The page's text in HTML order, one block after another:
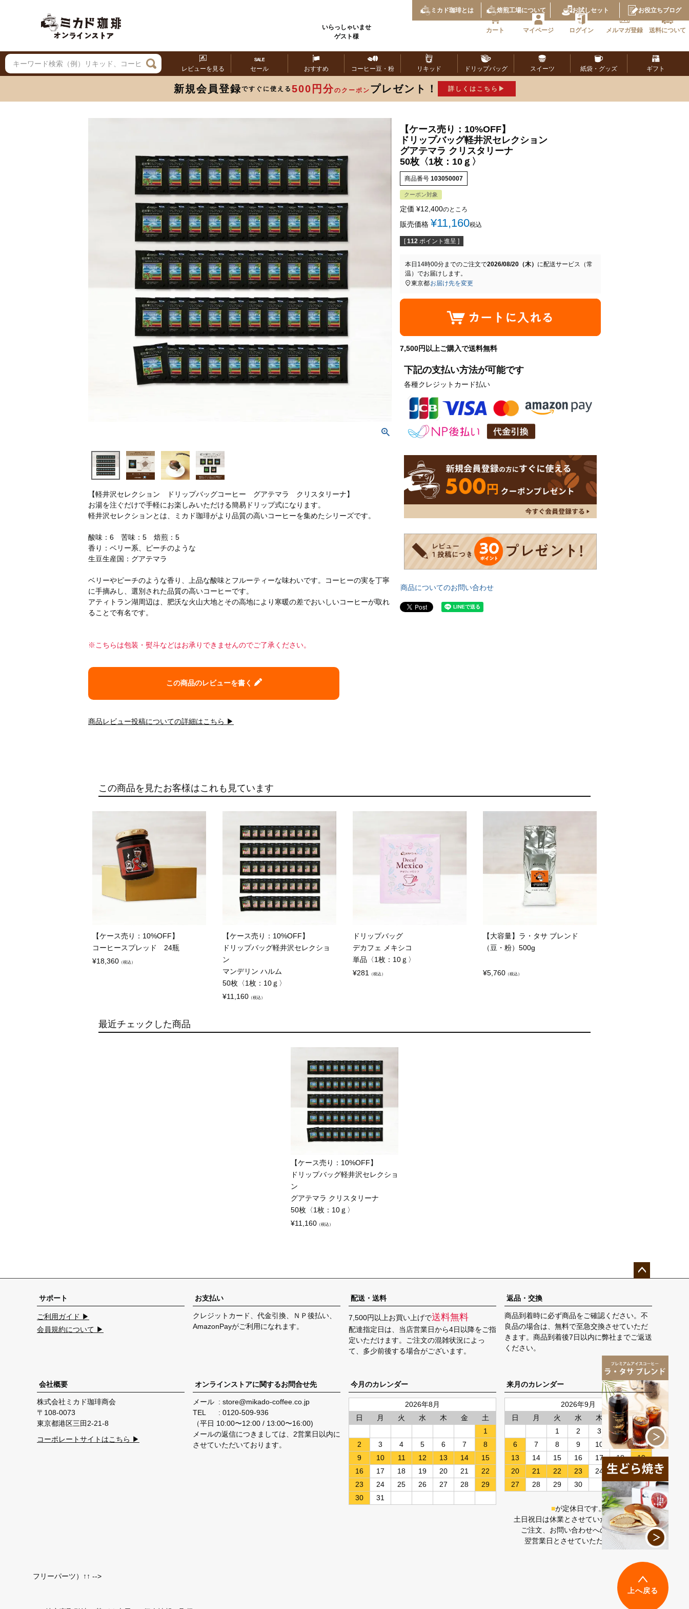
いらっしゃいませ
ゲスト様
ミカド珈琲とは 焙煎工場について お試しセット お役立ちブログ
カート マイページ ログイン メルマガ登録 送料について
レビューを見る セール おすすめ コーヒー豆・粉 リキッド ドリップバッグ スイーツ 紙袋・ グッズ ギフト
新規会員登録ですぐに使える 500円分のクーポン プレゼント！ 詳しくはこちら
【軽井沢セレクション ドリップバッグコーヒー グアテマラ クリスタリーナ】
お湯を注ぐだけで手軽にお楽しみいただける簡易ドリップ式になります。
軽井沢セレクションとは、ミカド珈琲がより品質の高いコーヒーを集めたシリーズです。
酸味：6 苦味：5 焙煎：5
香り：ベリー系、ピーチのような
生豆生産国：グアテマラ
ベリーやピーチのような香り、上品な酸味とフルーティーな味わいです。コーヒーの実を丁寧
に手摘みし、選別された品質の高いコーヒーです。
アティトラン湖周辺は、肥沃な火山大地とその高地により寒暖の差でおいしいコーヒーが取れ
ることで有名です。
※こちらは包装・熨斗などはお承りできませんのでご了承ください。
【ケース売り：10%OFF】
ドリップバッグ軽井沢セレクション
グアテマラ クリスタリーナ
50枚〈1枚：10ｇ〉
商品番号 103050007
クーポン対象
定価 ¥12,400のところ
販売価格 ¥11,160税込
[ 112 ポイント進呈 ]
本日 14時00分までのご注文で2026/08/20（木） に配送サービス（常
温） でお届けします。
東京都お届け先を変更
7,500円以上ご購入で送料無料
下記の支払い方法が可能です
各種クレジットカード払い
商品についてのお問い合わせ
この商品のレビューを書く
商品レビュー投稿についての詳細はこちら ▶
この商品を見たお客様はこれも見ています
【ケース売り：10%OFF】
コーヒースプレッド 24瓶
¥18,360 （税込）
【ケース売り：10%OFF】
ドリップバッグ軽井沢セレクショ
ン
マンデリン ハルム
50枚〈1枚：10ｇ〉
¥11,160 （税込）
ドリップバッグ
デカフェ メキシコ
単品〈1枚：10ｇ〉
¥281 （税込）
【大容量】ラ・タサ ブレンド
（豆・粉）500g
¥5,760 （税込）
最近チェックした商品
【ケース売り：10%OFF】
ドリップバッグ軽井沢セレクショ
ン
グアテマラ クリスタリーナ
50枚〈1枚：10ｇ〉
¥11,160 （税込）
ップ
へ
上へ戻る
サポート
ご利用ガイド ▶
会員規約について ▶
お支払い
クレジットカード、代金引換、ＮＰ後払い、
AmazonPayがご利用になれます。
配送・送料
7,500円以上お買い上げで送料無料
配達指定日は、当店営業日から4日以降をご指
定いただけます。ご注文の混雑状況によっ
て、多少前後する場合がございます。
返品・交換
商品到着時に必ず商品をご確認ください。不
良品の場合は、無料で至急交換させていただ
きます。商品到着後7日以内に弊社までご返送
ください。
会社概要
株式会社ミカド珈琲商会
108-0073
東京都港区三田2-21-8
コーポレートサイトはこちら ▶
オンラインストアに関するお問合せ先
メール
store@mikado-coffee.co.jp
TEL
0120-509-936
（平日 10:00〜12:00 / 13:00〜16:00)
メールの返信につきましては、2営業日以内に
させていただいております。
今月のカレンダー
2026年8月
日
月 火 水 木 金
土
1
2
3 4 5 6 7
8
9
10 11 12 13 14
15
16
17 18 19 20 21
22
23
24 25 26 27 28
29
30
31
来月のカレンダー
2026年9月
日
月 火 水 木 金
土
1
2 3 4
5
6
7 8 9 10 11
12
13
14 15 16 17 18
19
20
21 22 23 24 25
26
27
28 29 30
■が定休日です。
土日祝日は休業とさせていただきます。
ご注文、お問い合わせへのご対応は
翌営業日とさせていただきます。
フリーパーツ）↑↑ -->